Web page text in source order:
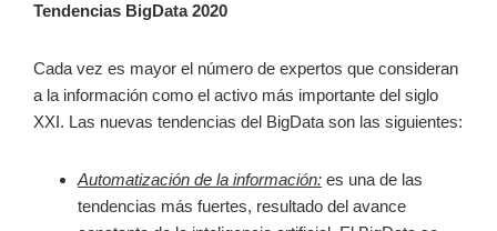
Tendencias BigData 2020
Cada vez es mayor el número de expertos que consideran
a la información como el activo más importante del siglo
XXI. Las nuevas tendencias del BigData son las siguientes:
Automatización de la información: es una de las
tendencias más fuertes, resultado del avance